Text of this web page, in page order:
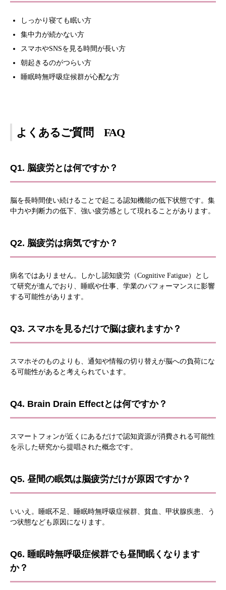
しっかり寝ても眠い方
集中力が続かない方
スマホやSNSを見る時間が長い方
朝起きるのがつらい方
睡眠時無呼吸症候群が心配な方
よくあるご質問 FAQ
Q1. 脳疲労とは何ですか？
脳を長時間使い続けることで起こる認知機能の低下状態です。集
中力や判断力の低下、強い疲労感として現れることがあります。
Q2. 脳疲労は病気ですか？
病名ではありません。しかし認知疲労（Cognitive Fatigue）とし
て研究が進んでおり、睡眠や仕事、学業のパフォーマンスに影響
する可能性があります。
Q3. スマホを見るだけで脳は疲れますか？
スマホそのものよりも、通知や情報の切り替えが脳への負荷にな
る可能性があると考えられています。
Q4. Brain Drain Effectとは何ですか？
スマートフォンが近くにあるだけで認知資源が消費される可能性
を示した研究から提唱された概念です。
Q5. 昼間の眠気は脳疲労だけが原因ですか？
いいえ。睡眠不足、睡眠時無呼吸症候群、貧血、甲状腺疾患、う
つ状態なども原因になります。
Q6. 睡眠時無呼吸症候群でも昼間眠くなります
か？